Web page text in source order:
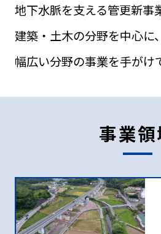
地下水脈を支える管更新事
建築・土木の分野を中心に、
幅広い分野の事業を手がけ
事業領